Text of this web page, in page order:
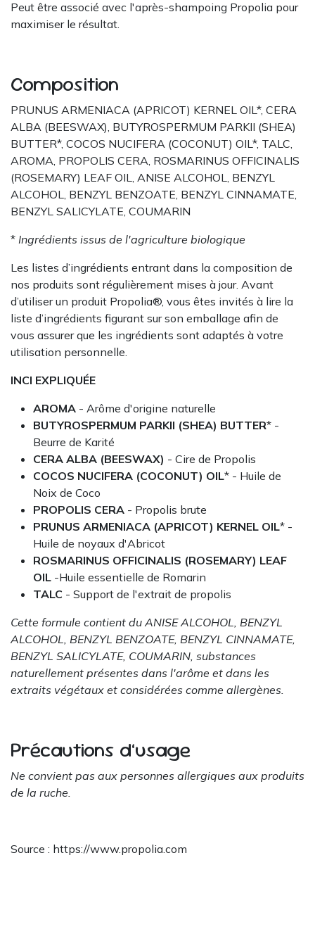
Peut être associé avec l'après-shampoing Propolia pour
maximiser le résultat.
Composition
PRUNUS ARMENIACA (APRICOT) KERNEL OIL*, CERA
ALBA (BEESWAX), BUTYROSPERMUM PARKII (SHEA)
BUTTER*, COCOS NUCIFERA (COCONUT) OIL*, TALC,
AROMA, PROPOLIS CERA, ROSMARINUS OFFICINALIS
(ROSEMARY) LEAF OIL, ANISE ALCOHOL, BENZYL
ALCOHOL, BENZYL BENZOATE, BENZYL CINNAMATE,
BENZYL SALICYLATE, COUMARIN
* Ingrédients issus de l'agriculture biologique
Les listes d’ingrédients entrant dans la composition de
nos produits sont régulièrement mises à jour. Avant
d’utiliser un produit Propolia®, vous êtes invités à lire la
liste d’ingrédients figurant sur son emballage afin de
vous assurer que les ingrédients sont adaptés à votre
utilisation personnelle.
INCI EXPLIQUÉE
AROMA - Arôme d'origine naturelle
BUTYROSPERMUM PARKII (SHEA) BUTTER* -
Beurre de Karité
CERA ALBA (BEESWAX) - Cire de Propolis
COCOS NUCIFERA (COCONUT) OIL* - Huile de
Noix de Coco
PROPOLIS CERA - Propolis brute
PRUNUS ARMENIACA (APRICOT) KERNEL OIL* -
Huile de noyaux d'Abricot
ROSMARINUS OFFICINALIS (ROSEMARY) LEAF
OIL -Huile essentielle de Romarin
TALC - Support de l'extrait de propolis
Cette formule contient du ANISE ALCOHOL, BENZYL
ALCOHOL, BENZYL BENZOATE, BENZYL CINNAMATE,
BENZYL SALICYLATE, COUMARIN, substances
naturellement présentes dans l'arôme et dans les
extraits végétaux et considérées comme allergènes.
Précautions d’usage
Ne convient pas aux personnes allergiques aux produits
de la ruche.
Source : https://www.propolia.com